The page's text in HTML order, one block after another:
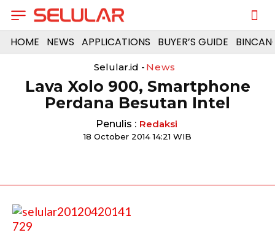
HOME NEWS APPLICATIONS BUYER’S GUIDE
Selular.id - News
Lava Xolo 900, Smartphone
Perdana Besutan Intel
Penulis : Redaksi
18 October 2014 14:21 WIB